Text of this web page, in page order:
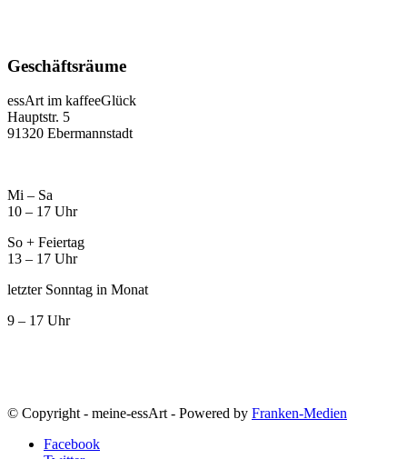
Geschäftsräume
essArt im kaffeeGlück
Hauptstr. 5
91320 Ebermannstadt
Mi – Sa
10 – 17 Uhr
So + Feiertag
13 – 17 Uhr
letzter Sonntag in Monat
9 – 17 Uhr
© Copyright - meine-essArt - Powered by Franken-Medien
Facebook